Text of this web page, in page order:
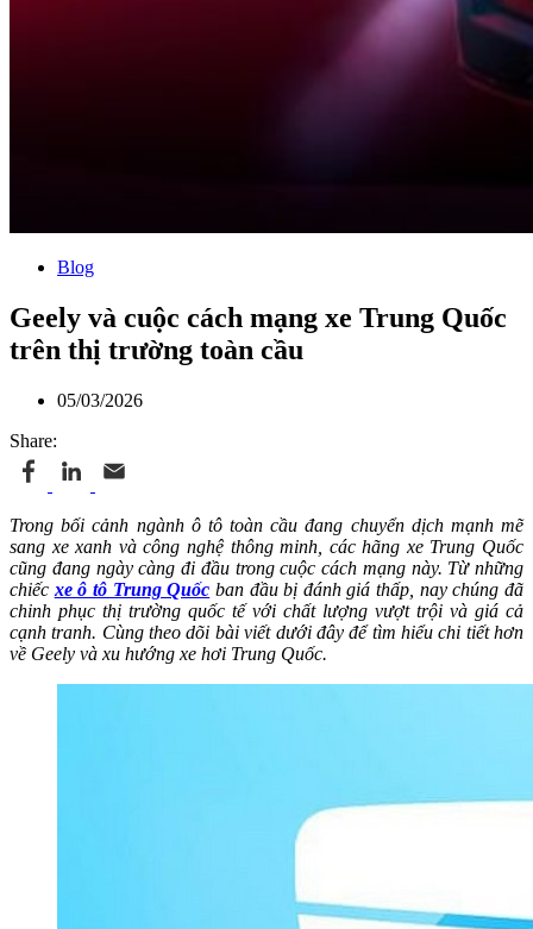
Blog
Geely và cuộc cách mạng xe Trung Quốc
trên thị trường toàn cầu
05/03/2026
Share:
Trong bối cảnh ngành ô tô toàn cầu đang chuyển dịch mạnh mẽ
sang xe xanh và công nghệ thông minh, các hãng xe Trung Quốc
cũng đang ngày càng đi đầu trong cuộc cách mạng này. Từ những
chiếc xe ô tô Trung Quốc ban đầu bị đánh giá thấp, nay chúng đã
chinh phục thị trường quốc tế với chất lượng vượt trội và giá cả
cạnh tranh. Cùng theo dõi bài viết dưới đây để tìm hiểu chi tiết hơn
về Geely và xu hướng xe hơi Trung Quốc.